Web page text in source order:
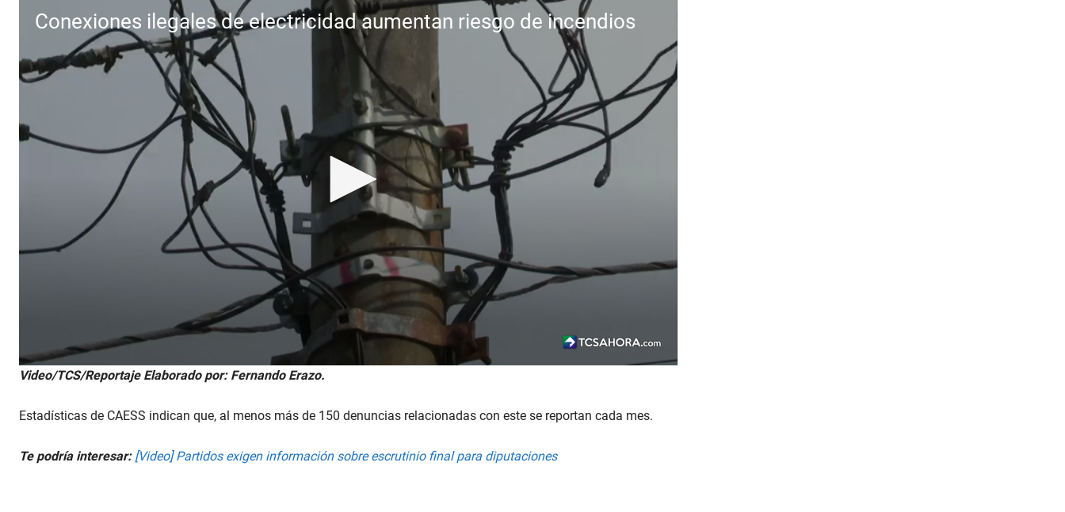
Conexiones ilegales de electricidad aumentan riesgo de incendios
0
s
c
o
s
Video/TCS/Reportaje Elaborado por: Fernando Erazo.
Estadísticas de CAESS indican que, al menos más de 150 denuncias relacionadas con este se reportan cada mes.
Te podría interesar: [Video] Partidos exigen información sobre escrutinio final para diputaciones